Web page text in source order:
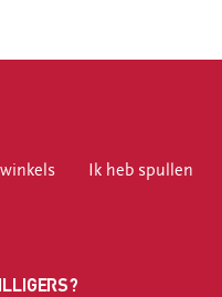
Ik heb spullen
Ik heb spullen